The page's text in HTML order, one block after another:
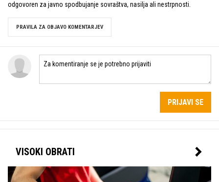
odgovoren za javno spodbujanje sovraštva, nasilja ali nestrpnosti.
PRAVILA ZA OBJAVO KOMENTARJEV
PRIJAVI SE
VISOKI OBRATI